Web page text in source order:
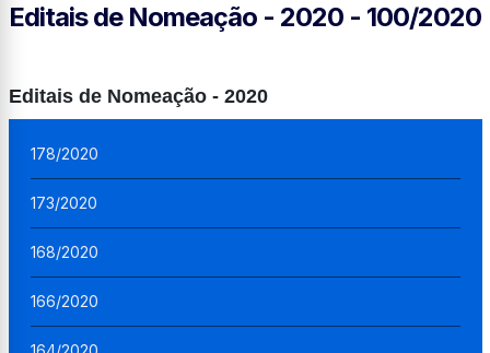
Editais de Nomeação - 2020 - 100/2020
Editais de Nomeação - 2020
178/2020
173/2020
168/2020
166/2020